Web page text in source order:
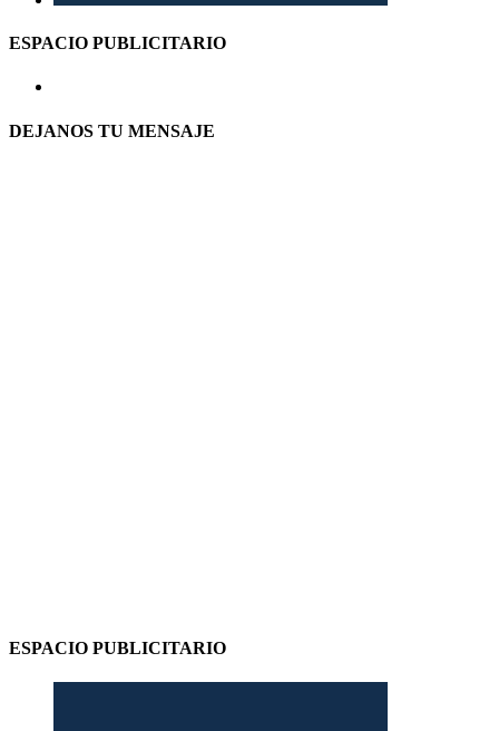
ESPACIO PUBLICITARIO
DEJANOS TU MENSAJE
ESPACIO PUBLICITARIO